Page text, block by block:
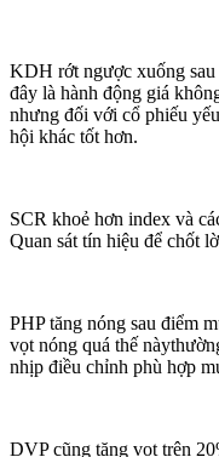
KDH rớt ngược xuống sau
đây là hành động giá
nhưng đối với cổ phiếu
hội khác tốt hơn.
SCR khoẻ hơn index và
Quan sát tín hiệu để chốt
PHP tăng nóng sau điểm
vọt nóng quá thế
nhịp điều chỉnh phù hợp
DVP cũng tăng vọt trên